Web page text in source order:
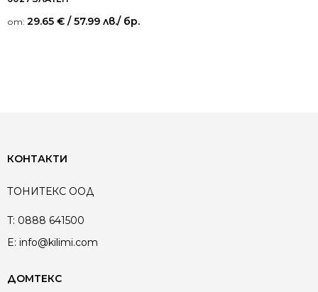
от: 29.65 € / 57.99 лв./ бр.
КОНТАКТИ
ТОНИТЕКС ООД
T: 0888 641500
E: info@kilimi.com
ДОМТЕКС